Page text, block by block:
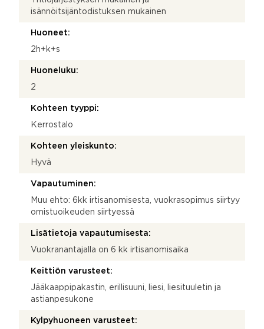
isännöitsijäntodistuksen mukainen
Huoneet:
2h+k+s
Huoneluku:
2
Kohteen tyyppi:
Kerrostalo
Kohteen yleiskunto:
Hyvä
Vapautuminen:
Muu ehto: 6kk irtisanomisesta, vuokrasopimus siirtyy
omistuoikeuden siirtyessä
Lisätietoja vapautumisesta:
Vuokranantajalla on 6 kk irtisanomisaika
Keittiön varusteet:
Jääkaappipakastin, erillisuuni, liesi, liesituuletin ja
astianpesukone
Kylpyhuoneen varusteet: